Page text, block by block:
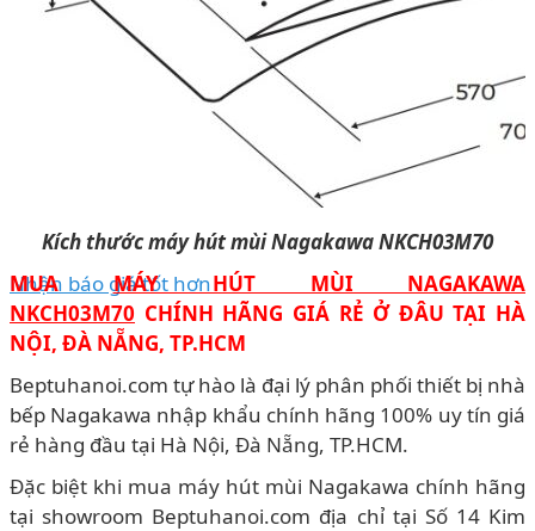
Kích thước máy hút mùi Nagakawa NKCH03M70
Nhận báo giá tốt hơn
MUAMÁY HÚT MÙI NAGAKAWA
NKCH03M70 CHÍNH HÃNG GIÁ RẺ Ở ĐÂU TẠI HÀ
NỘI, ĐÀ NẴNG, TP.HCM
Beptuhanoi.com tự hào là đại lý phân phối thiết bị nhà
bếp Nagakawa nhập khẩu chính hãng 100% uy tín giá
rẻ hàng đầu tại Hà Nội, Đà Nẵng, TP.HCM.
Đặc biệt khi mua máy hút mùi Nagakawa chính hãng
tại showroom Beptuhanoi.com địa chỉ tại Số 14 Kim